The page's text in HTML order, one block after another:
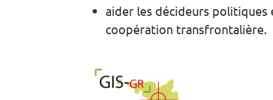
aider les décideurs politiques
coopération transfrontalière.